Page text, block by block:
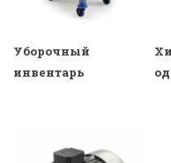
Уборочный
инвентарь